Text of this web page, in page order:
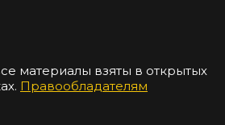
материалы взяты в открытых
Правообладателям